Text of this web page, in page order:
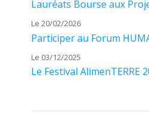
Lauréats Bourse aux
Le 20/02/2026
Participer au Forum
Le 03/12/2025
Le Festival AlimenTERRE